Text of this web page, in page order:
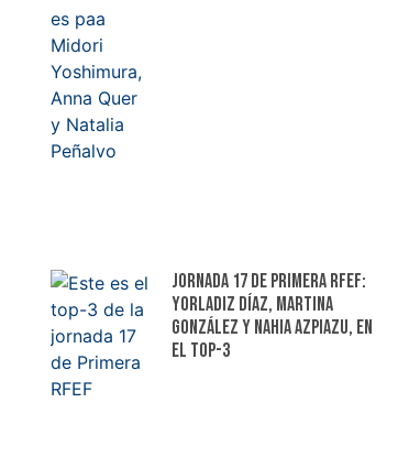
Jornada 17 de Primera RFEF:
Yorladiz Díaz, Martina
González y Nahia Azpiazu, en
el top-3